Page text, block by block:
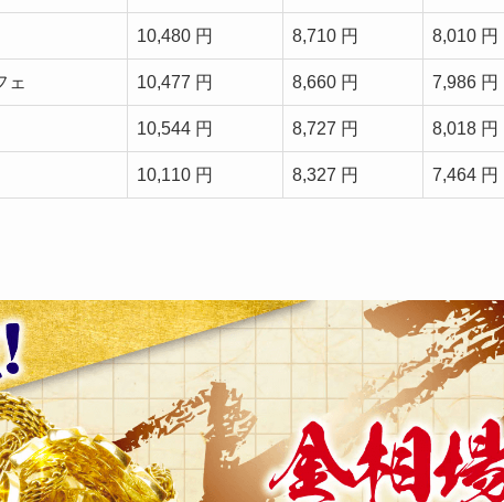
10,480 円 8,710 円 8,010 円
ェ 10,477 円 8,660 円 7,986 円
10,544 円 8,727 円 8,018 円
10,110 円 8,327 円 7,464 円